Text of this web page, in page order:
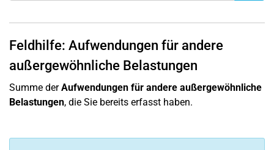
Feldhilfe: Aufwendungen für andere
außergewöhnliche Belastungen
Summe derAufwendungen für andere außergewöhnliche
Belastungen, die Sie bereits erfasst haben.